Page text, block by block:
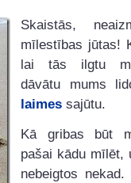
Skaistās,
mīlestības jūtas!
lai tās ilgtu
dāvātu mums
laimes sajūtu.
Kā gribas būt
pašai kādu mīlēt,
nebeigtos